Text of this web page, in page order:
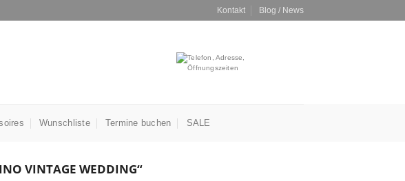
Kontakt Blog / News
Wunschliste Termine buchen SALE
VINTAGE WEDDING“